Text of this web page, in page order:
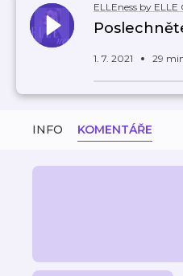
ELLEness by ELLE
1. 7. 2021 29
INFO KOMENTÁŘE